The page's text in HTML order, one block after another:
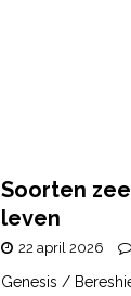
Soorten
leven
22 april 2026
Genesis /